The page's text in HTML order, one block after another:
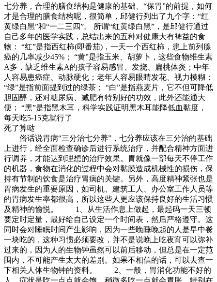
七分养，合理的膳食结构是健康的基础、“保胃”的前提，如何
才是合理的膳食结构呢，很简单，邱健行列出了九个字：“红
黄绿白黑”和“一二三四”。 所谓“红黄绿白黑”，是邱健行通过
自己多年的医学实践，总结出来的五种对健康大有裨益的食
物： “红”是指西红柿(即番茄)，一天一个西红柿，患上前列腺
癌的几率减少45%； “黄”是指玉米、胡萝卜，这些食物维生素
A多，缺乏维生素A的孩子容易感冒、发烧、扁桃体炎；中年
人容易患癌症、动脉硬化；老年人容易眼睛发花、视力模糊；
“绿”是指前面提到过的绿茶； “白”是指燕麦片，它不但可降低
胆固醇，还对糖尿病、减肥有特别好的功效，此外还能通大
便； “黑”是指黑木耳，科学实践证明黑木耳能降低血黏度，
每天吃5-15克就行了
死了算哒
俗话说胃病“三分治七分养”，七分养应该在三分治的基础
上进行，经全面检查确诊后进行系统治疗，并配合精神方面进
行调养，才能达到理想的治疗效果。胃就像一部每天不停工作
的机器，食物在消化的过程中会对黏膜造成机械性的损伤，保
持有节制的饮食是治疗胃病的关键。另外，高度精神紧张也是
胃病发生的重要原因，如司机、建筑工人、办公室工作人员等
的胃病发生率都很高，所以这些人更应该保持良好的生活习惯
及精神的愉悦。 1、从生活作息上做起，最起码一天三顿
要定时定量，最好给自己设定一个时间表，然后严格遵守。这
同时会对睡眠时间产生影响，因为一些晚睡晚起的人是早中餐
一块吃的，这种习惯必须要改，并不是说晚上吃夜宵可以弥补
过来的，因为人的生物钟虽然可以前后移动，但总是在一定范
围内，不可能产生太大的差别。如果不相信的话，可以去查一
下相关人体生物钟的资料。 2、一般，胃消化功能不好的
人，症状是吃一点点就会饱，稍微多吃一点就会胃胀，特别在